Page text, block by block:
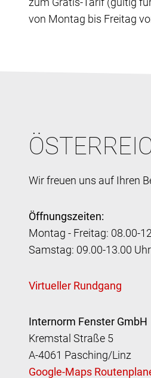
von Montag bis Freitag
Wir freuen uns auf Ihren
Öffnungszeiten:
Montag - Freitag: 08.00-
Samstag: 09.00-13.00 Uhr
Internorm Fenster GmbH
Kremstal Straße 5
A-4061 Pasching/Linz